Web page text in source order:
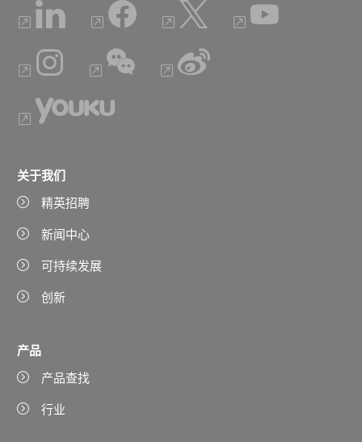
关于我们
精英招聘
新闻中心
可持续发展
创新
产品
产品查找
行业